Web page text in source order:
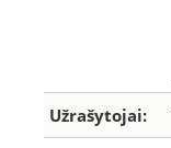
Užrašytojai: